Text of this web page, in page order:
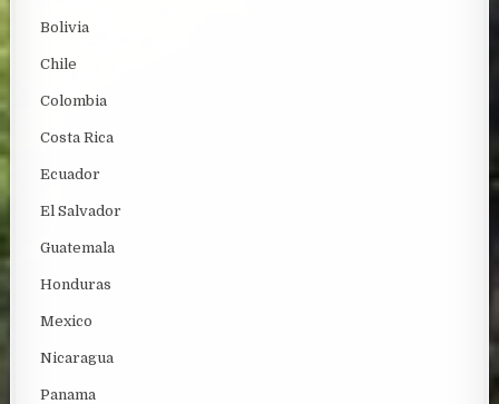
Bolivia
Chile
Colombia
Costa Rica
Ecuador
El Salvador
Guatemala
Honduras
Mexico
Nicaragua
Panama